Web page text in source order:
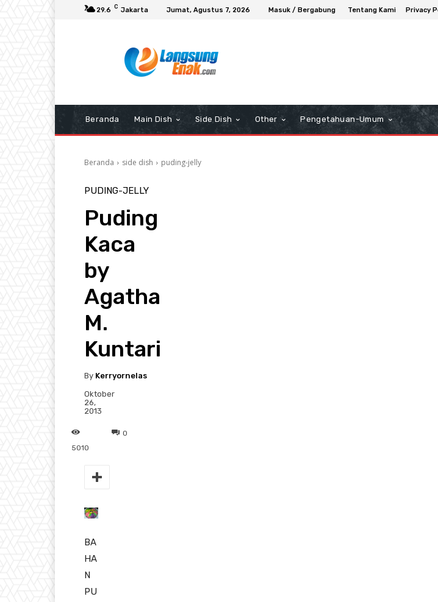
29.6 C Jakarta Jumat, Agustus 7, 2026 Masuk / Bergabung Tentang Kami Privacy
Beranda Main Dish Side Dish Other Pengetahuan-Umum
Beranda side dish puding-jelly
PUDING-JELLY
Puding
Kaca
by
Agatha
M.
Kuntari
By Kerryornelas
Oktober
26,
2013
0
5010
BA
HA
N
PU